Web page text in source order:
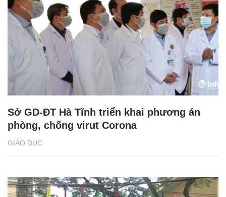
GIÁO DỤC
Sở GD-ĐT Hà Tĩnh triển khai phương án
phòng, chống virut Corona